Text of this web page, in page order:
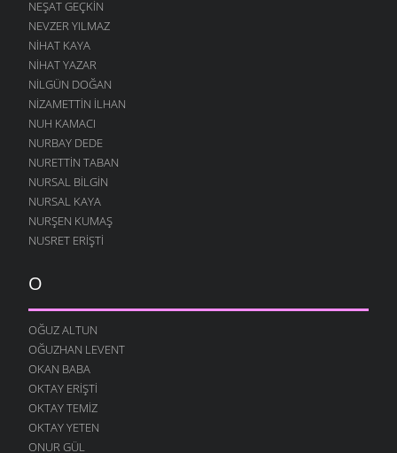
NEŞAT GEÇKIN
NEVZER YILMAZ
NIHAT KAYA
NIHAT YAZAR
NILGÜN DOĞAN
NIZAMETTIN İLHAN
NUH KAMACI
NURBAY DEDE
NURETTIN TABAN
NURSAL BILGIN
NURSAL KAYA
NURŞEN KUMAŞ
NUSRET ERIŞTI
O
OĞUZ ALTUN
OĞUZHAN LEVENT
OKAN BABA
OKTAY ERIŞTI
OKTAY TEMIZ
OKTAY YETEN
ONUR GÜL